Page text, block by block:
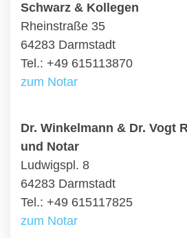
Schwarz & Kollegen
Rheinstraße 35
64283 Darmstadt
Tel.: +49 615113870
zum Notar
Dr. Winkelmann & Dr. Vogt
und Notar
Ludwigspl. 8
64283 Darmstadt
Tel.: +49 615117825
zum Notar